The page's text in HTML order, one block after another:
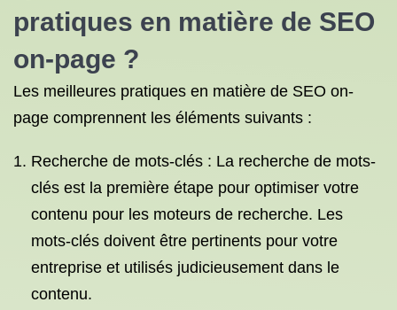
pratiques en matière de SEO
on-page ?
Les meilleures pratiques en matière de SEO on-
page comprennent les éléments suivants :
Recherche de mots-clés : La recherche de mots-
clés est la première étape pour optimiser votre
contenu pour les moteurs de recherche. Les
mots-clés doivent être pertinents pour votre
entreprise et utilisés judicieusement dans le
contenu.